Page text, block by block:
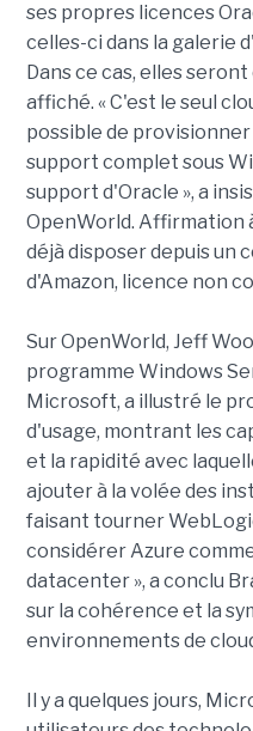
ses propres licences
celles-ci dans la galerie
Dans ce cas, elles
affiché. « C'est le seul
possible de
support complet sous
support d'Oracle », a
OpenWorld. Affirmation
déjà disposer depuis un
d'Amazon, licence non
Sur OpenWorld, Jeff
programme Windows
Microsoft, a illustré le
d'usage, montrant les
et la rapidité avec
ajouter à la volée des
faisant tourner
considérer Azure
datacenter », a conclu
sur la cohérence et la
environnements de
Il y a quelques jours,